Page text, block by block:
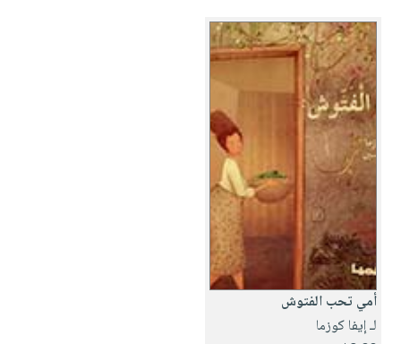
أمي تحب الفتوش
لـ إيفا كوزما